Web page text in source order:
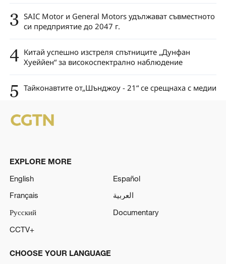
3 SAIC Motor и General Motors удължават съвместното
си предприятие до 2047 г.
4 Китай успешно изстреля спътниците „Дунфан
Хуеййен“ за високоспектрално наблюдение
5 Тайкoнавтите от„Шънджоу - 21“ се срещнаха с медии
EXPLORE MORE
English
Español
Français
العربية
Русский
Documentary
CCTV+
CHOOSE YOUR LANGUAGE